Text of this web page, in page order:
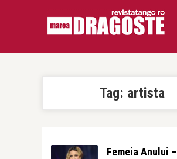
Tag: artista
Femeia Anului –